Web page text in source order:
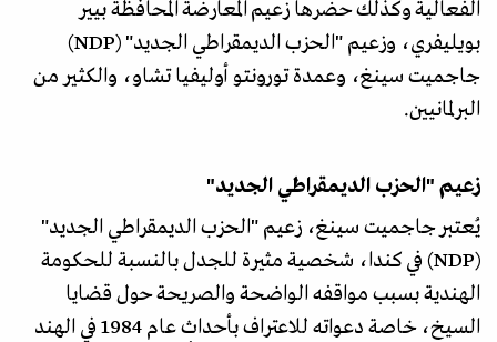
الفعالية وكذلك حضرها زعيم المعارضة المحافظة بيير
بويليفري، وزعيم "الحزب الديمقراطي الجديد" (NDP)
جاجميت سينغ، وعمدة تورونتو أوليفيا تشاو، والكثير من
البرلمانيين.
زعيم "الحزب الديمقراطي الجديد"
يُعتبر جاجميت سينغ، زعيم "الحزب الديمقراطي الجديد"
(NDP) في كندا، شخصية مثيرة للجدل بالنسبة للحكومة
الهندية بسبب مواقفه الواضحة والصريحة حول قضايا
السيخ، خاصة دعواته للاعتراف بأحداث عام 1984 في الهند